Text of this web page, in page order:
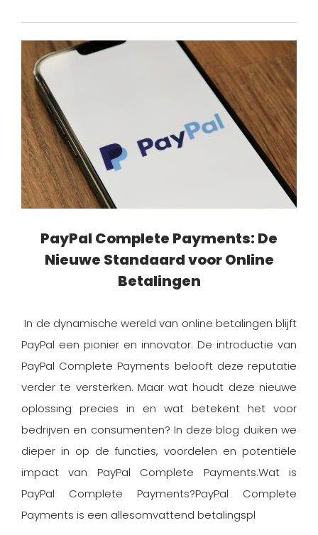
PayPal Complete Payments: De
Nieuwe Standaard voor Online
Betalingen
In de dynamische wereld van online betalingen blijft
PayPal een pionier en innovator. De introductie van
PayPal Complete Payments belooft deze reputatie
verder te versterken. Maar wat houdt deze nieuwe
oplossing precies in en wat betekent het voor
bedrijven en consumenten? In deze blog duiken we
dieper in op de functies, voordelen en potentiële
impact van PayPal Complete Payments.Wat is
PayPal Complete Payments?PayPal Complete
Payments is een allesomvattend betalingspl